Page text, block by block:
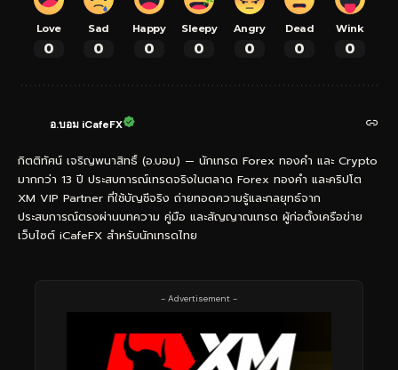
Love
0
Sad
0
Happy
0
Sleepy
0
Angry
0
Dead
0
Wink
0
อ.บอม iCafeFX
กิตติทัศน์ เจริญพนาสิทธิ์ (อ.บอม) — นักเทรด Forex ทองคำ และ Crypto
มากกว่า 13 ปี ประสบการณ์เทรดจริงในตลาด Forex ทองคำ และคริปโต
XM VIP Partner ที่ใช้บัญชีจริง ถ่ายทอดความรู้และกลยุทธ์จาก
ประสบการณ์ตรงผ่านบทความ คู่มือ และสัญญาณเทรด ผู้ก่อตั้งเครือข่าย
เว็บไซต์ iCafeFX สำหรับนักเทรดไทย
- Advertisement -